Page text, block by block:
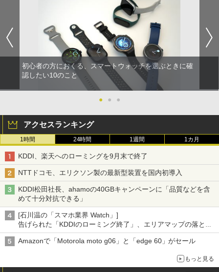
初心者の方におくる、スマートウォッチを選ぶときに確
認したい10のこと
● ● ●
アクセスランキング
1時間 24時間 1週間 1カ月
KDDI、楽天へのローミングを9月末で終了
NTTドコモ、エリクソン製の最新型装置を国内初導入
KDDI松田社長、ahamoの40GBキャンペーンに「品質などを含
めて十分対抗できる」
[石川温の「スマホ業界 Watch」]
告げられた「KDDIのローミング終了」、エリアマップの落とし
穴と楽天モバイルの課題
Amazonで「Motorola moto g06」と「edge 60」がセール
もっと見る